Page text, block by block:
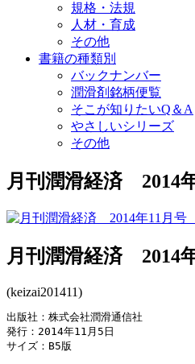
規格・法規
人材・育成
その他
書籍の種類別
バックナンバー
潤滑剤銘柄便覧
そこが知りたいQ＆A
やさしいシリーズ
その他
月刊潤滑経済 2014
月刊潤滑経済 2014
(keizai201411)
出版社：株式会社潤滑通信社
発行：2014年11月5日
サイズ：B5版